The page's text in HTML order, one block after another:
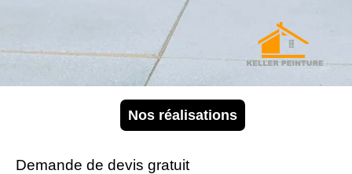
Nos réalisations
Demande de devis gratuit